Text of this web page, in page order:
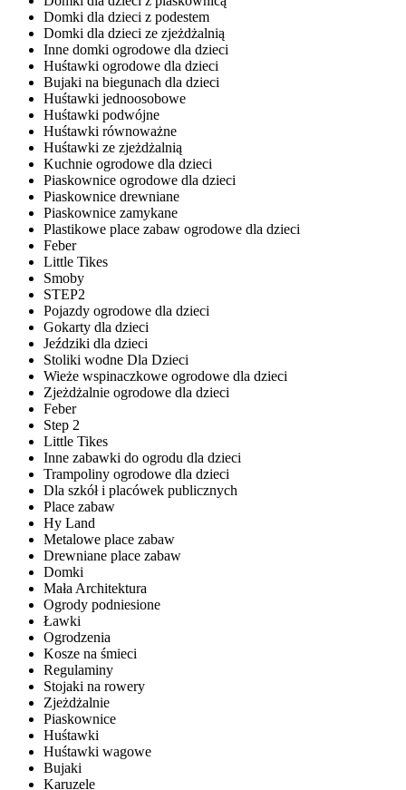
Domki dla dzieci z podestem
Domki dla dzieci ze zjeżdżalnią
Inne domki ogrodowe dla dzieci
Huśtawki ogrodowe dla dzieci
Bujaki na biegunach dla dzieci
Huśtawki jednoosobowe
Huśtawki podwójne
Huśtawki równoważne
Huśtawki ze zjeżdżalnią
Kuchnie ogrodowe dla dzieci
Piaskownice ogrodowe dla dzieci
Piaskownice drewniane
Piaskownice zamykane
Plastikowe place zabaw ogrodowe dla dzieci
Feber
Little Tikes
Smoby
STEP2
Pojazdy ogrodowe dla dzieci
Gokarty dla dzieci
Jeździki dla dzieci
Stoliki wodne Dla Dzieci
Wieże wspinaczkowe ogrodowe dla dzieci
Zjeżdżalnie ogrodowe dla dzieci
Feber
Step 2
Little Tikes
Inne zabawki do ogrodu dla dzieci
Trampoliny ogrodowe dla dzieci
Dla szkół i placówek publicznych
Place zabaw
Hy Land
Metalowe place zabaw
Drewniane place zabaw
Domki
Mała Architektura
Ogrody podniesione
Ławki
Ogrodzenia
Kosze na śmieci
Regulaminy
Stojaki na rowery
Zjeżdżalnie
Piaskownice
Huśtawki
Huśtawki wagowe
Bujaki
Karuzele